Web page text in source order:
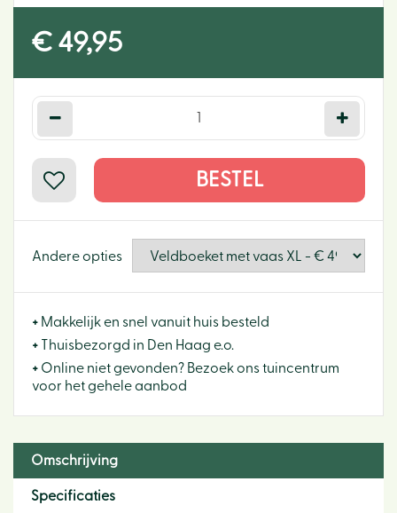
€ 49,95
Andere opties
+ Makkelijk en snel vanuit huis besteld
+ Thuisbezorgd in Den Haag e.o.
+ Online niet gevonden? Bezoek ons tuincentrum
voor het gehele aanbod
Omschrijving
Specificaties